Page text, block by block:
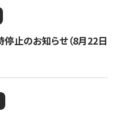
止のお知らせ（8月22日